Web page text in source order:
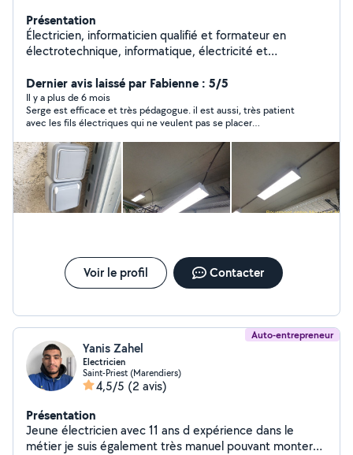
Présentation
Électricien, informaticien qualifié et formateur en
électrotechnique, informatique, électricité et
pourquoi je suis là. Avant tout rendre service est ma
motivation.
Dernier avis laissé par Fabienne : 5/5
Il y a plus de 6 mois
Serge est efficace et très pédagogue. il est aussi, très patient
avec les fils électriques qui ne veulent pas se placer
Voir le profil Contacter
Auto-entrepreneur
Yanis Zahel
Electricien
Saint-Priest (Marendiers)
4,5/5 (2 avis)
Présentation
Jeune électricien avec 11 ans d expérience dans le
métier je suis également très manuel pouvant monter